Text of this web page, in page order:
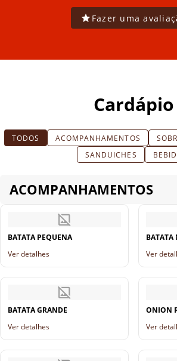
Fazer uma
Cardápio
TODOS ACOMPANHAMENTOS
SANDUICHES
ACOMPANHAMENTOS
BATATA PEQUENA
Ver detalhes
BATATA
Ver
BATATA GRANDE
Ver detalhes
ONION
Ver